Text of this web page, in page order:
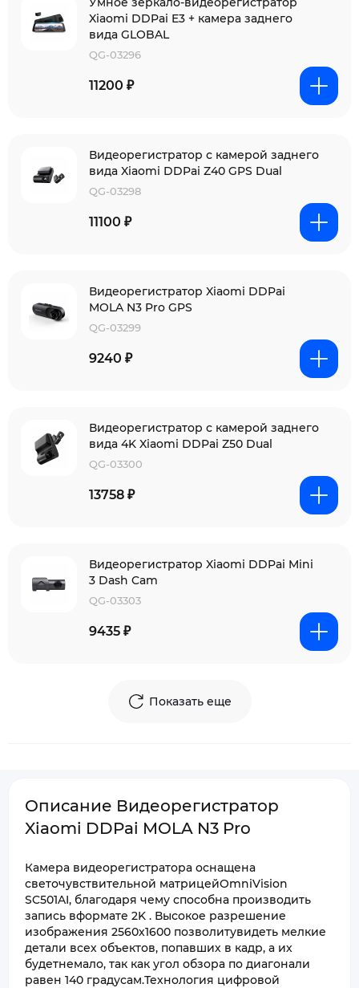
Xiaomi DDPai E3 + камера заднего
вида GLOBAL
QG-03296
11200 ₽
Видеорегистратор с камерой заднего
вида Xiaomi DDPai Z40 GPS Dual
QG-03298
11100 ₽
Видеорегистратор Xiaomi DDPai
MOLA N3 Pro GPS
QG-03299
9240 ₽
Видеорегистратор с камерой заднего
вида 4K Xiaomi DDPai Z50 Dual
QG-03300
13758 ₽
Видеорегистратор Xiaomi DDPai Mini
3 Dash Cam
QG-03303
9435 ₽
Показать еще
Описание Видеорегистратор
Xiaomi DDPai MOLA N3 Pro
Камера видеорегистратора оснащена
светочувствительной матрицейOmniVision
SC501AI, благодаря чему способна производить
запись вформате 2K . Высокое разрешение
изображения 2560х1600 позволитувидеть мелкие
детали всех объектов, попавших в кадр, а их
будетнемало, так как угол обзора по диагонали
равен 140 градусам.Технология цифровой